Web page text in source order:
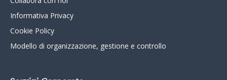
Informativa Privacy
Cookie Policy
Modello di organizzazione, gestione e controllo